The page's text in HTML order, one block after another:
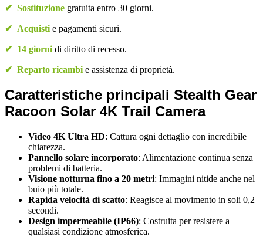
✔ Sostituzione gratuita entro 30 giorni.
✔ Acquisti e pagamenti sicuri.
✔ 14 giorni di diritto di recesso.
✔ Reparto ricambi e assistenza di proprietà.
Caratteristiche principali Stealth Gear
Racoon Solar 4K Trail Camera
Video 4K Ultra HD: Cattura ogni dettaglio con incredibile
chiarezza.
Pannello solare incorporato: Alimentazione continua senza
problemi di batteria.
Visione notturna fino a 20 metri: Immagini nitide anche nel
buio più totale.
Rapida velocità di scatto: Reagisce al movimento in soli 0,2
secondi.
Design impermeabile (IP66): Costruita per resistere a
qualsiasi condizione atmosferica.